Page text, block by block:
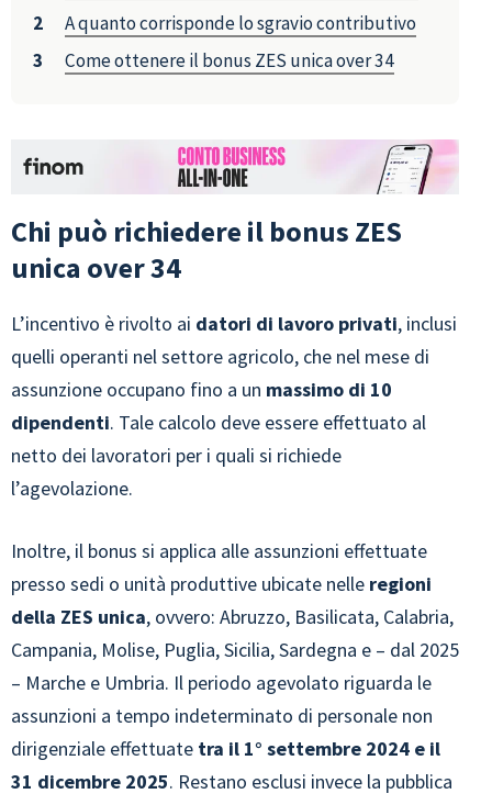
A quanto corrisponde lo sgravio contributivo
Come ottenere il bonus ZES unica over 34
Chi può richiedere il bonus ZES
unica over 34
L’incentivo è rivolto ai datori di lavoro privati, inclusi
quelli operanti nel settore agricolo, che nel mese di
assunzione occupano fino a un massimo di 10
dipendenti. Tale calcolo deve essere effettuato al
netto dei lavoratori per i quali si richiede
l’agevolazione.
Inoltre, il bonus si applica alle assunzioni effettuate
presso sedi o unità produttive ubicate nelle regioni
della ZES unica, ovvero: Abruzzo, Basilicata, Calabria,
Campania, Molise, Puglia, Sicilia, Sardegna e – dal 2025
– Marche e Umbria. Il periodo agevolato riguarda le
assunzioni a tempo indeterminato di personale non
dirigenziale effettuate tra il 1° settembre 2024 e il
31 dicembre 2025. Restano esclusi invece la pubblica